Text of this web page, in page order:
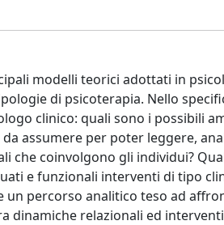
modelli teorici adottati in
di psicoterapia. Nello
clinico: quali sono i possibili
assumere per poter leggere,
che coinvolgono gli individui?
e funzionali interventi di tipo
percorso analitico teso ad
dinamiche relazionali ed